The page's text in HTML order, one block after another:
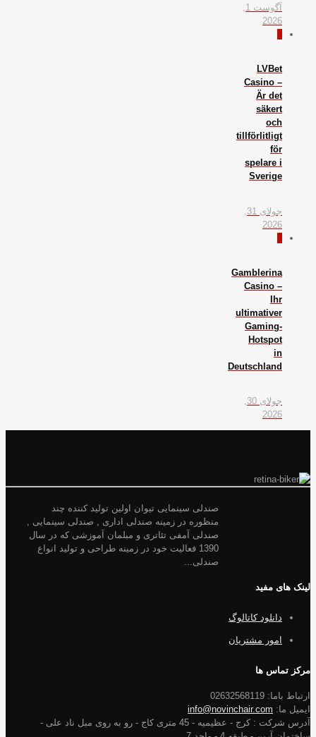
آگوست 1,
2026
LVBet
Casino –
Är det
säkert
och
tillförlitligt
för
spelare i
Sverige
2026
Gamblerina
Casino –
Ihr
ultimativer
Gaming-
Hotspot
in
Deutschland
جولای 30,
2026
صندلی سینمایی تیوان اولین تولید کننده چند
منظوره در زمینه صندلی اداری , صندلی سینمایی ,
صندلی آمفی تئاتری و مبلمان آموزشی که در سال
1390 فعالیت خود در زمینه طراحی و تولید انواع
صندلی...
لینک های مفید
دانلود کاتالوگ
امور مشتریان
مرکز تماس ها
ارتباط باما: 02632568119
ایمیل ما: info@novinchair.com
آدرس شرکت : کرج - عظیمیه - 45 متری کاج - رو به روی مبل ناد علی -